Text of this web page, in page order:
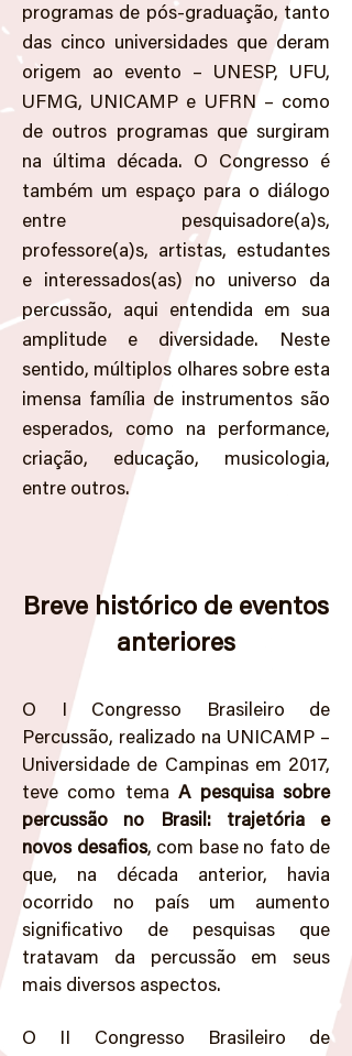
programas de pós-graduação, tanto
das cinco universidades que deram
origem ao evento – UNESP, UFU,
UFMG, UNICAMP e UFRN – como
de outros programas que surgiram
na última década. O Congresso é
também um espaço para o diálogo
entre pesquisadore(a)s,
professore(a)s, artistas, estudantes
e interessados(as) no universo da
percussão, aqui entendida em sua
amplitude e diversidade. Neste
sentido, múltiplos olhares sobre esta
imensa família de instrumentos são
esperados, como na performance,
criação, educação, musicologia,
entre outros.
Breve histórico de eventos
anteriores
O I Congresso Brasileiro de
Percussão, realizado na UNICAMP –
Universidade de Campinas em 2017,
teve como tema A pesquisa sobre
percussão no Brasil: trajetória e
novos desafios, com base no fato de
que, na década anterior, havia
ocorrido no país um aumento
significativo de pesquisas que
tratavam da percussão em seus
mais diversos aspectos.
O II Congresso Brasileiro de